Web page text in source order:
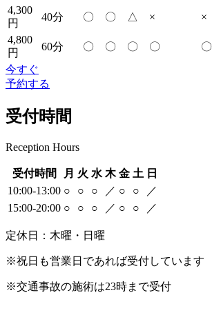
4,300
円
40分 〇 〇 △ × ×
4,800
円
60分 〇 〇 〇 〇 〇
今すぐ
予約する
受付時間
Reception Hours
受付時間 月 火 水 木 金 土 日
10:00-13:00 ○ ○ ○ ／ ○ ○
／
15:00-20:00 ○ ○ ○ ／ ○ ○ ／
定休日：木曜・日曜
※祝日も営業日であれば受付しています
※交通事故の施術は23時まで受付